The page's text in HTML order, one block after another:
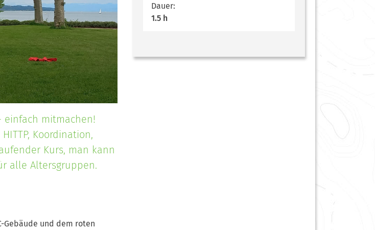
einfach mitmachen!
Koordination,
Kurs, man kann
alle Altersgruppen.
Gebäude und dem roten
Dauer:
1.5 h